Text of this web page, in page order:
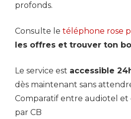
profonds.
Consulte le téléphone rose
les offres et trouver ton
Le service est accessible
dès maintenant sans
Comparatif entre audiotel
par CB